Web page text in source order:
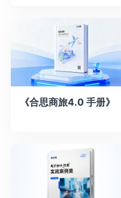
《合思商旅4.0 手册》